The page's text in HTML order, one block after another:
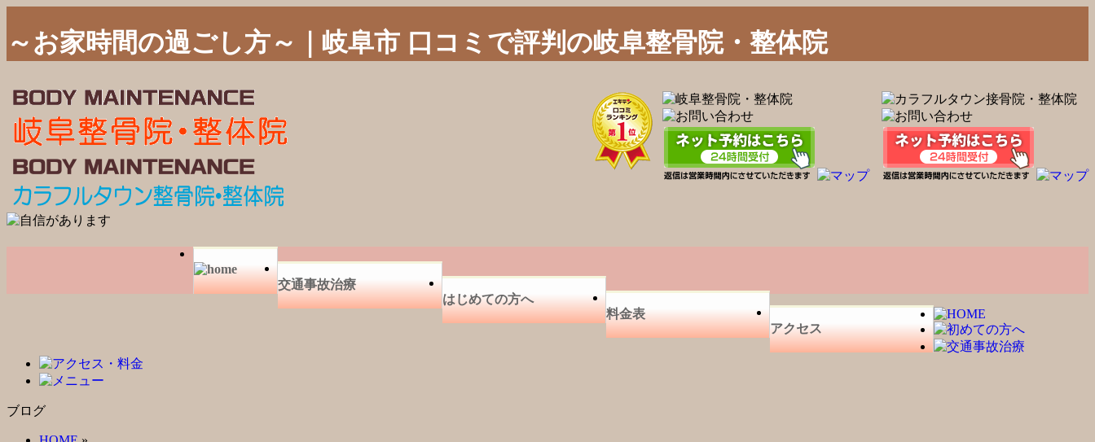
～お家時間の過ごし方～｜岐阜市 口コミで評判の岐阜整骨院・整体院
交通事故治療
はじめての方へ
料金表
アクセス
ブログ